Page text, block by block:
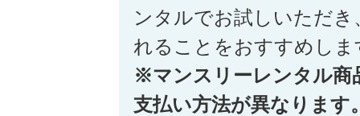
ンタルでお試しいただ
れることをおすすめしま
※マンスリーレンタル商
支払い方法が異なります